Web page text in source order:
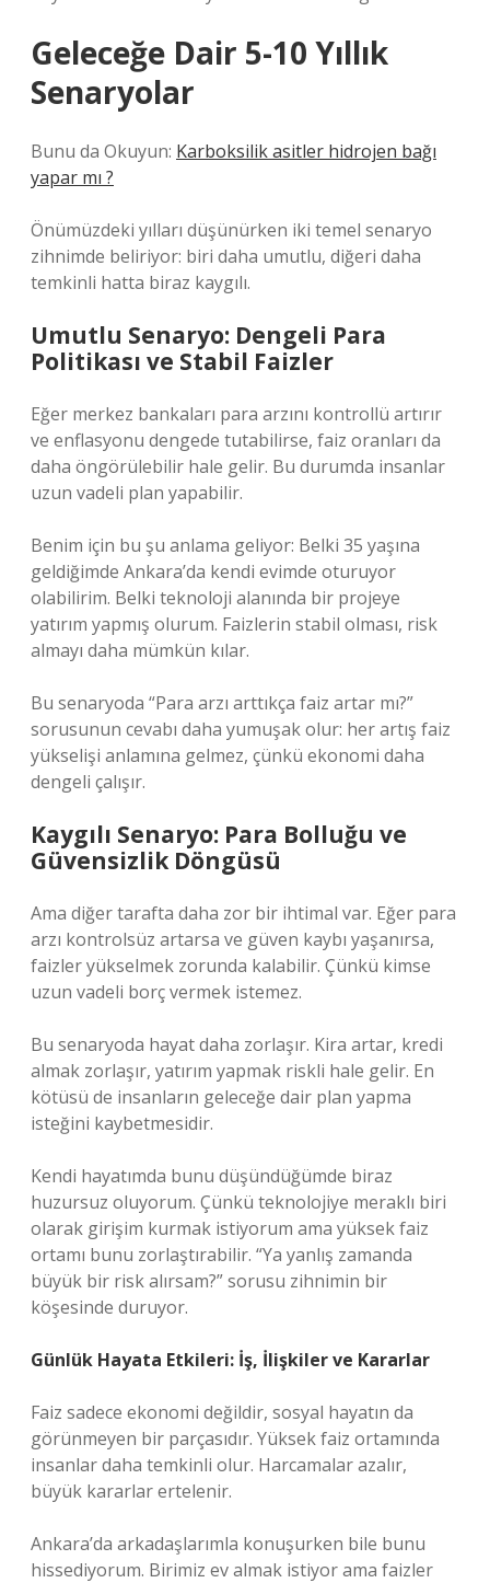
Geleceğe Dair 5-10 Yıllık
Senaryolar
Bunu da Okuyun: Karboksilik asitler hidrojen bağı
yapar mı ?
Önümüzdeki yılları düşünürken iki temel senaryo
zihnimde beliriyor: biri daha umutlu, diğeri daha
temkinli hatta biraz kaygılı.
Umutlu Senaryo: Dengeli Para
Politikası ve Stabil Faizler
Eğer merkez bankaları para arzını kontrollü artırır
ve enflasyonu dengede tutabilirse, faiz oranları da
daha öngörülebilir hale gelir. Bu durumda insanlar
uzun vadeli plan yapabilir.
Benim için bu şu anlama geliyor: Belki 35 yaşına
geldiğimde Ankara’da kendi evimde oturuyor
olabilirim. Belki teknoloji alanında bir projeye
yatırım yapmış olurum. Faizlerin stabil olması, risk
almayı daha mümkün kılar.
Bu senaryoda “Para arzı arttıkça faiz artar mı?”
sorusunun cevabı daha yumuşak olur: her artış faiz
yükselişi anlamına gelmez, çünkü ekonomi daha
dengeli çalışır.
Kaygılı Senaryo: Para Bolluğu ve
Güvensizlik Döngüsü
Ama diğer tarafta daha zor bir ihtimal var. Eğer para
arzı kontrolsüz artarsa ve güven kaybı yaşanırsa,
faizler yükselmek zorunda kalabilir. Çünkü kimse
uzun vadeli borç vermek istemez.
Bu senaryoda hayat daha zorlaşır. Kira artar, kredi
almak zorlaşır, yatırım yapmak riskli hale gelir. En
kötüsü de insanların geleceğe dair plan yapma
isteğini kaybetmesidir.
Kendi hayatımda bunu düşündüğümde biraz
huzursuz oluyorum. Çünkü teknolojiye meraklı biri
olarak girişim kurmak istiyorum ama yüksek faiz
ortamı bunu zorlaştırabilir. “Ya yanlış zamanda
büyük bir risk alırsam?” sorusu zihnimin bir
köşesinde duruyor.
Günlük Hayata Etkileri: İş, İlişkiler ve Kararlar
Faiz sadece ekonomi değildir, sosyal hayatın da
görünmeyen bir parçasıdır. Yüksek faiz ortamında
insanlar daha temkinli olur. Harcamalar azalır,
büyük kararlar ertelenir.
Ankara’da arkadaşlarımla konuşurken bile bunu
hissediyorum. Birimiz ev almak istiyor ama faizler